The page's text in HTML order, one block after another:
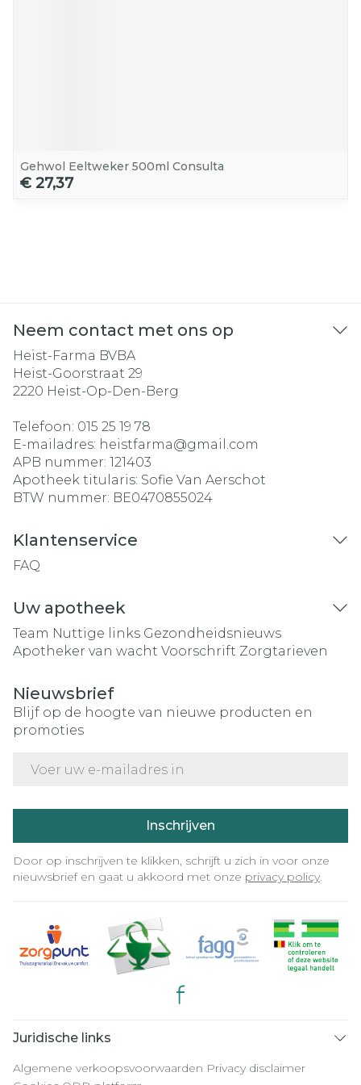
Gehwol Eeltweker 500ml Consulta
€ 27,37
Neem contact met ons op
Heist-Farma BVBA
Heist-Goorstraat 29
2220 Heist-Op-Den-Berg
Telefoon: 015 25 19 78
E-mailadres: heistfarma@gmail.com
APB nummer: 121403
Apotheek titularis: Sofie Van Aerschot
BTW nummer: BE0470855024
Klantenservice
FAQ
Uw apotheek
Team Nuttige links Gezondheidsnieuws
Apotheker van wacht Voorschrift Zorgtarieven
Nieuwsbrief
Blijf op de hoogte van nieuwe producten en
promoties
Inschrijven
Door op inschrijven te klikken, schrijft u zich in voor onze
nieuwsbrief en gaat u akkoord met onze privacy policy.
Juridische links
Algemene verkoopsvoorwaarden Privacy disclaimer